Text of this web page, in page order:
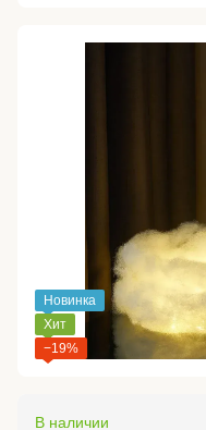
Новинка
Хит
−19%
В наличии